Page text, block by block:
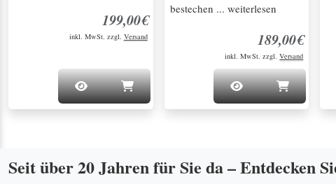
199,00€
inkl. MwSt. zzgl. Versand
bestechen ... weiterlesen
189,00€
inkl. MwSt. zzgl.Versand
Seit über 20 Jahren für Sie da – Entdecken